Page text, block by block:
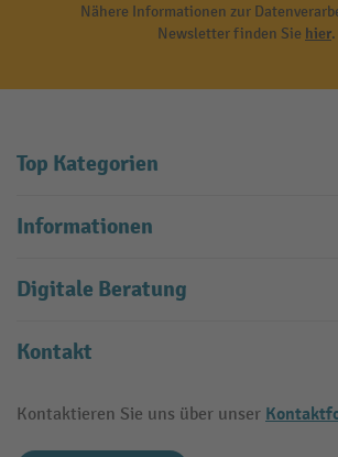
Nähere Informationen zur
Newsletter finden Sie hier.
Top Kategorien
Informationen
Digitale Beratung
Kontakt
Kontaktieren Sie uns über unser